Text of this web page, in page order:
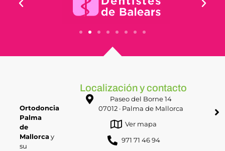
Localización y contacto
Paseo del Borne 14
07012 · Palma de Mallorca
Ver mapa
971 71 46 94
Ortodoncia
Palma
de
Mallorcay
su